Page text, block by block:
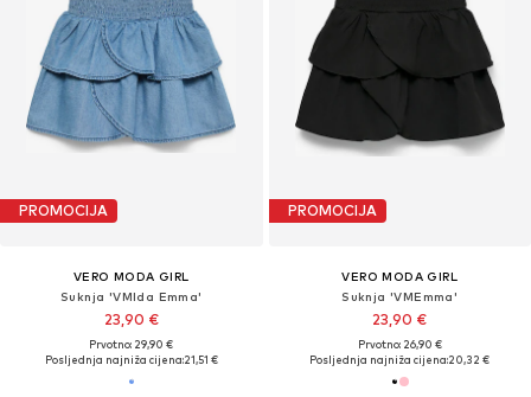
PROMOCIJA
VERO MODA GIRL
Suknja 'VMIda Emma'
23,90 €
Prvotno: 29,90 €
Posljednja najniža cijena:21,51 €
PROMOCIJA
VERO MODA GIRL
Suknja 'VMEmma'
23,90 €
Prvotno: 26,90 €
Posljednja najniža cijena:20,32 €